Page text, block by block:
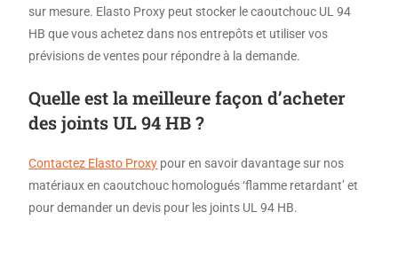
sur mesure. Elasto Proxy peut stocker le caoutchouc UL 94
HB que vous achetez dans nos entrepôts et utiliser vos
prévisions de ventes pour répondre à la demande.
Quelle est la meilleure façon d’acheter
des joints UL 94 HB ?
Contactez Elasto Proxy pour en savoir davantage sur nos
matériaux en caoutchouc homologués ‘flamme retardant’ et
pour demander un devis pour les joints UL 94 HB.